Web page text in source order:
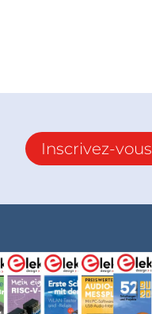
Inscrivez-vous